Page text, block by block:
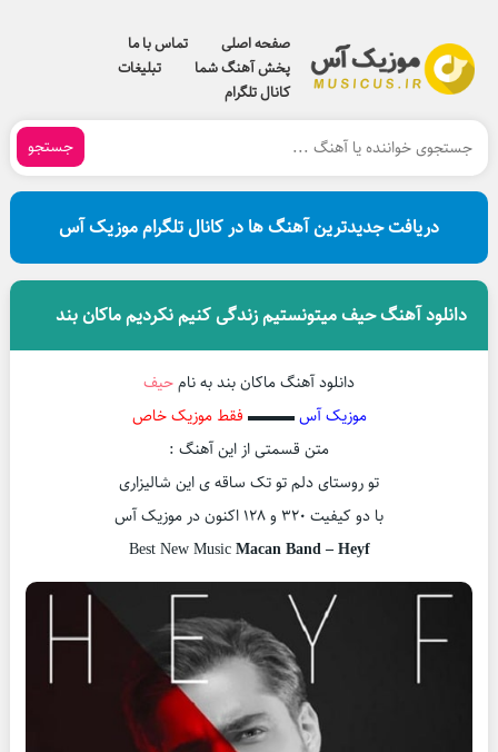
صفحه اصلی
تماس با ما
پخش آهنگ شما
تبلیغات
کانال تلگرام
جستجو
دریافت جدیدترین آهنگ ها در کانال تلگرام موزیک آس
دانلود آهنگ حیف میتونستیم زندگی کنیم نکردیم ماکان بند
دانلود آهنگ ماکان بند به نامحیف
موزیک آس▬▬▬ فقط موزیک خاص
متن قسمتی از این آهنگ :
تو روستای دلم تو تک ساقه ی این شالیزاری
با دو کیفیت ۳۲۰ و ۱۲۸ اکنون در موزیک آس
Best New MusicMacan Band – Heyf